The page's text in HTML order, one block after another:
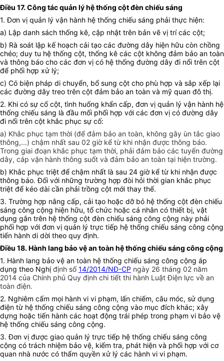
Điều 17. Công tác quản lý hệ thống cột đèn chiếu sáng
1. Đơn vị quản lý vận hành hệ thống chiếu sáng phải thực hiện:
a) Lập danh sách thống kê, cập nhật trên bản vẽ vị trí các cột;
b) Rà soát lập kế hoạch cải tạo các đường dây hiện hữu còn chồng
chéo; duy tu hệ thống cột, thống kê các cột không đảm bảo an toàn
và thông báo cho các đơn vị có hệ thống đường dây đi nổi trên cột
để phối hợp xử lý;
c) Có biện pháp di chuyển, bổ sung cột cho phù hợp và sắp xếp lại
các đường dây treo trên cột đảm bảo an toàn và mỹ quan đô thị.
2. Khi có sự cố cột, tình huống khẩn cấp, đơn vị quản lý vận hành hệ
thống chiếu sáng là đầu mối phối hợp với các đơn vị có đường dây
đi nổi trên cột khắc phục sự cố:
a) Khắc phục tạm thời (để đảm bảo an toàn, không gây ùn tắc giao
thông,...) chậm nhất sau 02 giờ kể từ khi nhận được thông báo.
Trong giai đoạn khắc phục tạm thời, phải đảm bảo các tuyến đường
dây, cáp vận hành thông suốt và đảm bảo an toàn tại hiện trường.
b) Khắc phục triệt để chậm nhất là sau 24 giờ kể từ khi nhận được
thông báo. Đối với những trường hợp đòi hỏi thời gian khắc phục
triệt để kéo dài cần phải trồng cột mới thay thế.
3. Trường hợp nâng cấp, cải tạo hoặc dỡ bỏ hệ thống cột đèn chiếu
sáng công cộng hiện hữu, tổ chức hoặc cá nhân có thiết bị, vật
dụng gắn trên hệ thống cột đèn chiếu sáng công cộng này phải
phối hợp với đơn vị quản lý trực tiếp hệ thống chiếu sáng công cộng
tiến hành di dời theo quy định.
Điều 18. Hành lang bảo vệ an toàn hệ thống chiếu sáng công cộng
1. Hành lang bảo vệ an toàn hệ thống chiếu sáng công cộng áp
dụng theo Nghị định số14/2014/NĐ-CP ngày 26 tháng 02 năm
2014 của Chính phủ Quy định chi tiết thi hành Luật Điện lực về an
toàn điện.
2. Nghiêm cấm mọi hành vi vi phạm, lấn chiếm, câu móc, sử dụng
điện từ hệ thống chiếu sáng công cộng vào mục đích khác; xây
dựng hoặc tiến hành các hoạt động trái phép trong phạm vi bảo vệ
hệ thống chiếu sáng công cộng.
3. Đơn vị được giao quản lý trực tiếp hệ thống chiếu sáng công
cộng có trách nhiệm bảo vệ, kiểm tra, phát hiện và phối hợp với cơ
quan nhà nước có thẩm quyền xử lý các hành vi vi phạm.